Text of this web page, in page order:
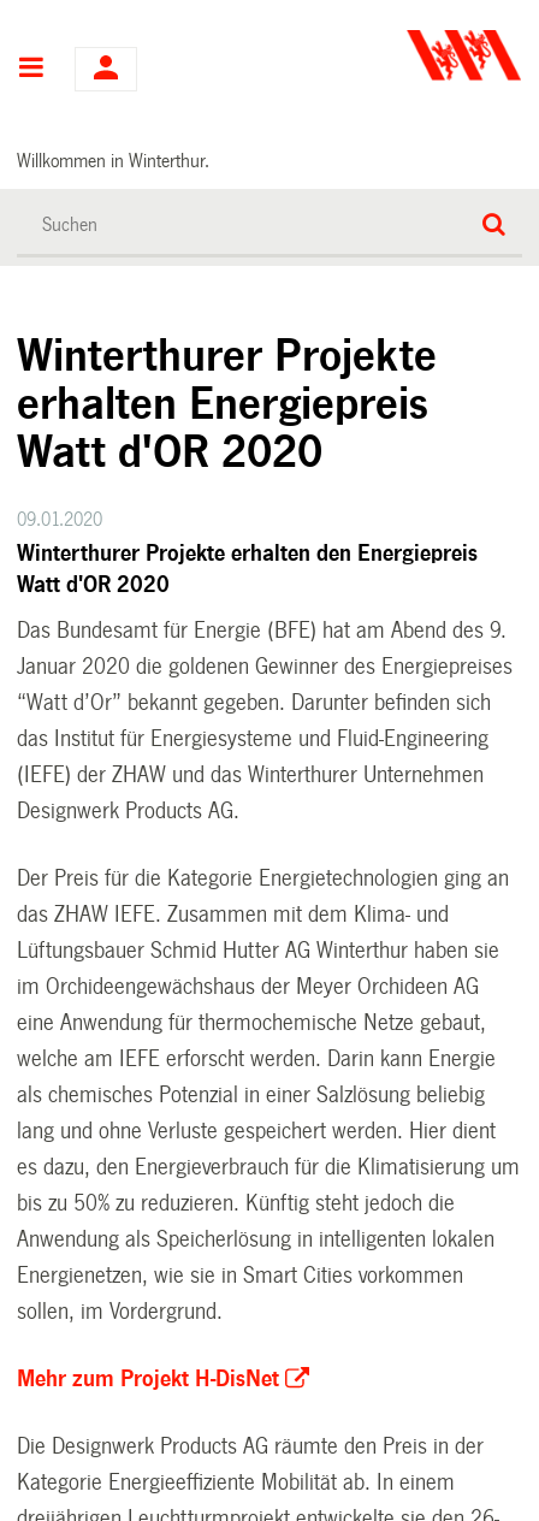
Hauptnavigation
Willkommen in Winterthur.
Winterthurer Projekte
erhalten Energiepreis
Watt d'OR 2020
09.01.2020
Winterthurer Projekte erhalten den Energiepreis
Watt d'OR 2020
Das Bundesamt für Energie (BFE) hat am Abend des 9.
Januar 2020 die goldenen Gewinner des Energiepreises
“Watt d’Or” bekannt gegeben. Darunter befinden sich
das Institut für Energiesysteme und Fluid-Engineering
(IEFE) der ZHAW und das Winterthurer Unternehmen
Designwerk Products AG.
Der Preis für die Kategorie Energietechnologien ging an
das ZHAW IEFE. Zusammen mit dem Klima- und
Lüftungsbauer Schmid Hutter AG Winterthur haben sie
im Orchideengewächshaus der Meyer Orchideen AG
eine Anwendung für thermochemische Netze gebaut,
welche am IEFE erforscht werden. Darin kann Energie
als chemisches Potenzial in einer Salzlösung beliebig
lang und ohne Verluste gespeichert werden. Hier dient
es dazu, den Energieverbrauch für die Klimatisierung um
bis zu 50% zu reduzieren. Künftig steht jedoch die
Anwendung als Speicherlösung in intelligenten lokalen
Energienetzen, wie sie in Smart Cities vorkommen
sollen, im Vordergrund.
Mehr zum Projekt H-DisNet
Die Designwerk Products AG räumte den Preis in der
Kategorie Energieeffiziente Mobilität ab. In einem